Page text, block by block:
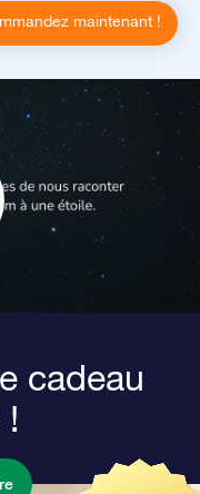
maintenant !
cadeau